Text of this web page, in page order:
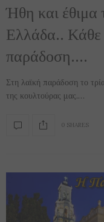
Ήθη και
Ελλάδα.. Κάθε
παράδοση….
Στη λαϊκή παράδοση το
της κουλτούρας μας.…
0 SHARES